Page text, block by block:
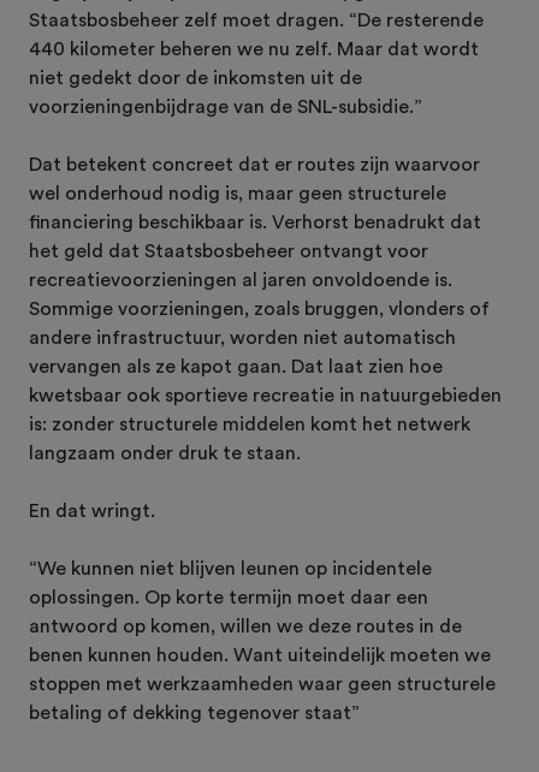
Staatsbosbeheer zelf moet dragen. “De resterende
440 kilometer beheren we nu zelf. Maar dat wordt
niet gedekt door de inkomsten uit de
voorzieningenbijdrage van de SNL-subsidie.”
Dat betekent concreet dat er routes zijn waarvoor
wel onderhoud nodig is, maar geen structurele
financiering beschikbaar is. Verhorst benadrukt dat
het geld dat Staatsbosbeheer ontvangt voor
recreatievoorzieningen al jaren onvoldoende is.
Sommige voorzieningen, zoals bruggen, vlonders of
andere infrastructuur, worden niet automatisch
vervangen als ze kapot gaan. Dat laat zien hoe
kwetsbaar ook sportieve recreatie in natuurgebieden
is: zonder structurele middelen komt het netwerk
langzaam onder druk te staan.
En dat wringt.
“We kunnen niet blijven leunen op incidentele
oplossingen. Op korte termijn moet daar een
antwoord op komen, willen we deze routes in de
benen kunnen houden. Want uiteindelijk moeten we
stoppen met werkzaamheden waar geen structurele
betaling of dekking tegenover staat”